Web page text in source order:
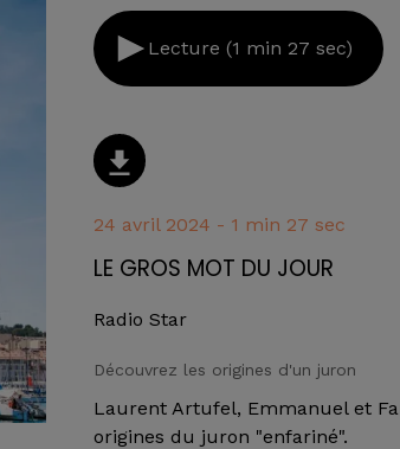
Lecture (1 min 27 sec)
24 avril 2024 - 1 min 27 sec
LE GROS MOT DU JOUR
Radio Star
Découvrez les origines d'un juron
Laurent Artufel, Emmanuel et
origines du juron "enfariné".